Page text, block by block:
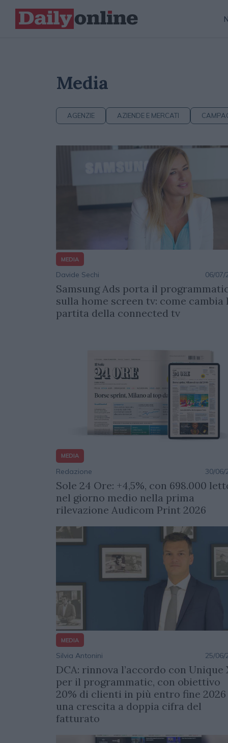
Media
AGENZIE AZIENDE E MERCATI
MEDIA
Davide Sechi 06/07/
Samsung Ads porta il
sulla home screen tv: come cambia
partita della connected tv
MEDIA
Redazione 30/06/
Sole 24 Ore: +4,5%, con 698.000
nel giorno medio nella prima
rilevazione Audicom Print 2026
MEDIA
Silvia Antonini 25/06/
DCA: rinnova l’accordo con Unique
per il programmatic, con obiettivo
20% di clienti in più entro fine 2026
una crescita a doppia cifra del
fatturato